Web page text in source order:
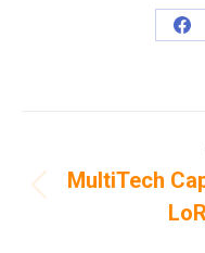
de
MultiTech